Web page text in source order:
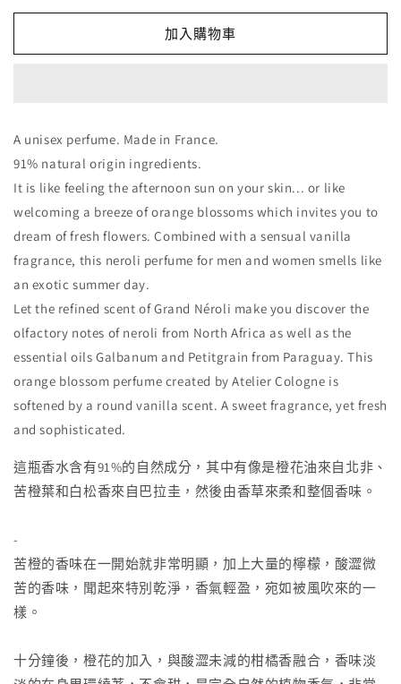
香
Cologne
Absolue
數
量
減
少
香
Cologne
Absolue
數
量
增
加
加入購物車
A unisex perfume. Made in France.
91% natural origin ingredients.
It is like feeling the afternoon sun on your skin... or like
welcoming a breeze of orange blossoms which invites you to
dream of fresh flowers. Combined with a sensual vanilla
fragrance, this neroli perfume for men and women smells like
an exotic summer day.
Let the refined scent of Grand Néroli make you discover the
olfactory notes of neroli from North Africa as well as the
essential oils Galbanum and Petitgrain from Paraguay. This
orange blossom perfume created by Atelier Cologne is
softened by a round vanilla scent. A sweet fragrance, yet fresh
and sophisticated.
這瓶香水含有91%的自然成分，其中有像是橙花油來自北非、
苦橙葉和白松香來自巴拉圭，然後由香草來柔和整個香味。
-
苦橙的香味在一開始就非常明顯，加上大量的檸檬，酸澀微
苦的香味，聞起來特別乾淨，香氣輕盈，宛如被風吹來的一
樣。
十分鐘後，橙花的加入，與酸澀未減的柑橘香融合，香味淡